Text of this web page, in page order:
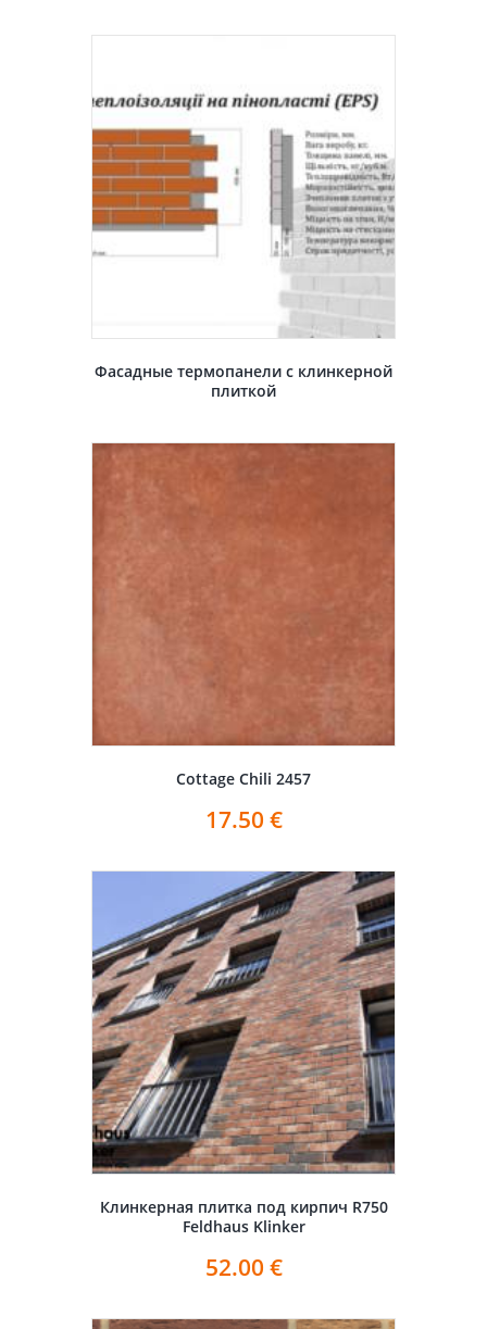
Фасадные термопанели с клинкерной
плиткой
Cottage Chili 2457
17.50 €
Клинкерная плитка под кирпич R750
Feldhaus Klinker
52.00 €